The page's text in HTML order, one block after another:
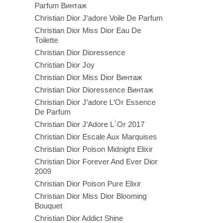
Parfum Винтаж
Christian Dior J'adore Voile De Parfum
Christian Dior Miss Dior Eau De
Toilette
Christian Dior Dioressence
Christian Dior Joy
Christian Dior Miss Dior Винтаж
Christian Dior Dioressence Винтаж
Christian Dior J'adore L'Or Essence
De Parfum
Christian Dior J'Adore L`Or 2017
Christian Dior Escale Aux Marquises
Christian Dior Poison Midnight Elixir
Christian Dior Forever And Ever Dior
2009
Christian Dior Poison Pure Elixir
Christian Dior Miss Dior Blooming
Bouquet
Christian Dior Addict Shine